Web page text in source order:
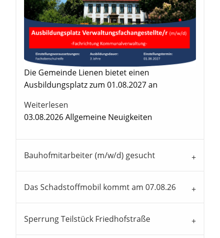
Die Gemeinde Lienen bietet einen
Ausbildungsplatz zum 01.08.2027 an
Weiterlesen
03.08.2026Allgemeine Neuigkeiten
Bauhofmitarbeiter (m/w/d) gesucht
Das Schadstoffmobil kommt am 07.08.26
Sperrung Teilstück Friedhofstraße